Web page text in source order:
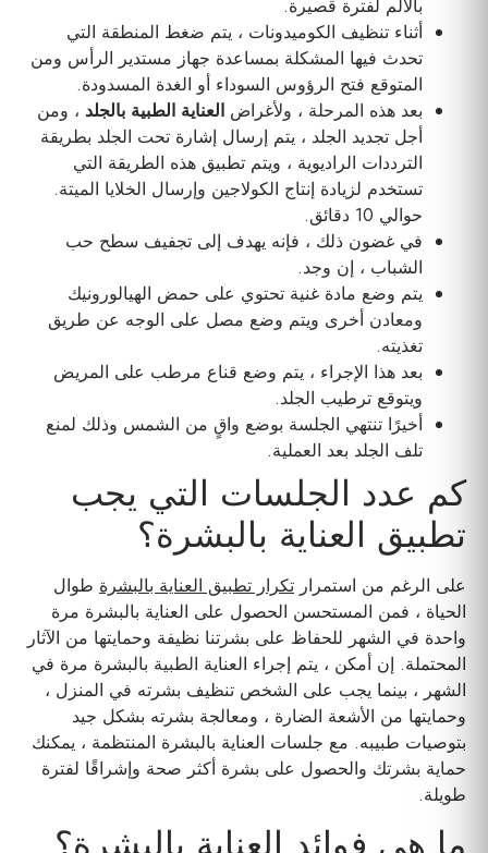
بالألم لفترة قصيرة.
أثناء تنظيف الكوميدونات ، يتم ضغط المنطقة التي
تحدث فيها المشكلة بمساعدة جهاز مستدير الرأس ومن
المتوقع فتح الرؤوس السوداء أو الغدة المسدودة.
بعد هذه المرحلة ، ولأغراض العناية الطبية بالجلد ، ومن
أجل تجديد الجلد ، يتم إرسال إشارة تحت الجلد بطريقة
الترددات الراديوية ، ويتم تطبيق هذه الطريقة التي
تستخدم لزيادة إنتاج الكولاجين وإرسال الخلايا الميتة.
حوالي 10 دقائق.
في غضون ذلك ، فإنه يهدف إلى تجفيف سطح حب
الشباب ، إن وجد.
يتم وضع مادة غنية تحتوي على حمض الهيالورونيك
ومعادن أخرى ويتم وضع مصل على الوجه عن طريق
تغذيته.
بعد هذا الإجراء ، يتم وضع قناع مرطب على المريض
ويتوقع ترطيب الجلد.
أخيرًا تنتهي الجلسة بوضع واقٍ من الشمس وذلك لمنع
تلف الجلد بعد العملية.
كم عدد الجلسات التي يجب
تطبيق العناية بالبشرة؟
على الرغم من استمرار تكرار تطبيق العناية بالبشرة طوال
الحياة ، فمن المستحسن الحصول على العناية بالبشرة مرة
واحدة في الشهر للحفاظ على بشرتنا نظيفة وحمايتها من الآثار
المحتملة. إن أمكن ، يتم إجراء العناية الطبية بالبشرة مرة في
الشهر ، بينما يجب على الشخص تنظيف بشرته في المنزل ،
وحمايتها من الأشعة الضارة ، ومعالجة بشرته بشكل جيد
بتوصيات طبيبه. مع جلسات العناية بالبشرة المنتظمة ، يمكنك
حماية بشرتك والحصول على بشرة أكثر صحة وإشراقًا لفترة
طويلة.